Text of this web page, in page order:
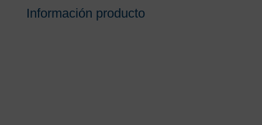
Información producto